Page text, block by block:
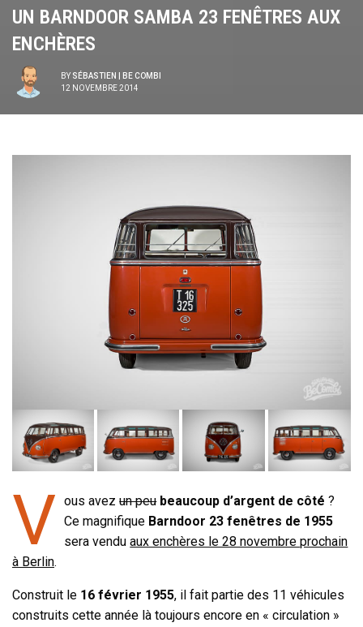
UN BARNDOOR SAMBA 23 FENÊTRES AUX
ENCHÈRES
BY SÉBASTIEN | BE COMBI
12 NOVEMBRE 2014
V ous avezun peu beaucoup d’argent de côté ?
Ce magnifique Barndoor 23 fenêtres de 1955
sera venduaux enchères le 28 novembre prochain
à Berlin.
Construit le 16 février 1955, il fait partie des 11 véhicules
construits cette année là toujours encore en « circulation »